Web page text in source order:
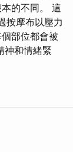
的不同。 這
按摩布以壓力
部位都會被
神和情緒緊